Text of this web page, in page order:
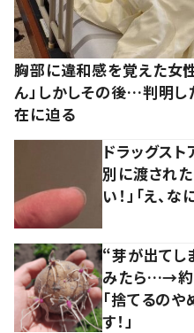
胸部に違和感を覚えた女
ん」しかしその後…判明
在に迫る
ドラッグス
別に渡され
い！」「え、な
“芽が出てし
みたら…→約
「捨てるのや
す！」